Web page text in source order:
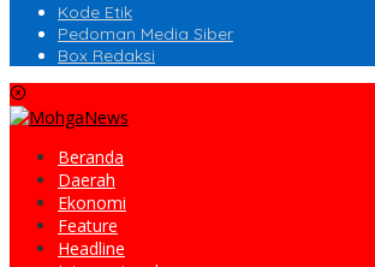
Kode Etik
Pedoman Media Siber
Box Redaksi
Beranda
Daerah
Ekonomi
Feature
Headline